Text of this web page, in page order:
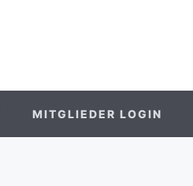
MITGLIEDER LOGIN